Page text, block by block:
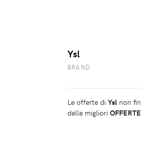
Ysl
BRAND
Le offerte di Ysl non
delle migliori OFFERTE